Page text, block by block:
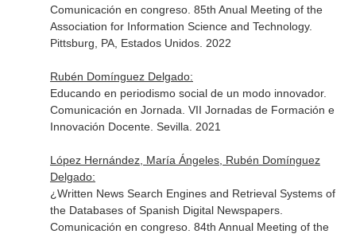
Comunicación en congreso. 85th Anual Meeting of the
Association for Information Science and Technology.
Pittsburg, PA, Estados Unidos. 2022
Rubén Domínguez Delgado:
Educando en periodismo social de un modo innovador.
Comunicación en Jornada. VII Jornadas de Formación e
Innovación Docente. Sevilla. 2021
López Hernández, María Ángeles, Rubén Domínguez
Delgado:
¿Written News Search Engines and Retrieval Systems of
the Databases of Spanish Digital Newspapers.
Comunicación en congreso. 84th Annual Meeting of the